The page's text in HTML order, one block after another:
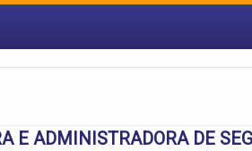
E ADMINISTRADORA DE